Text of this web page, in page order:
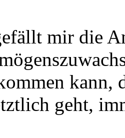
mir die
kann,
geht,